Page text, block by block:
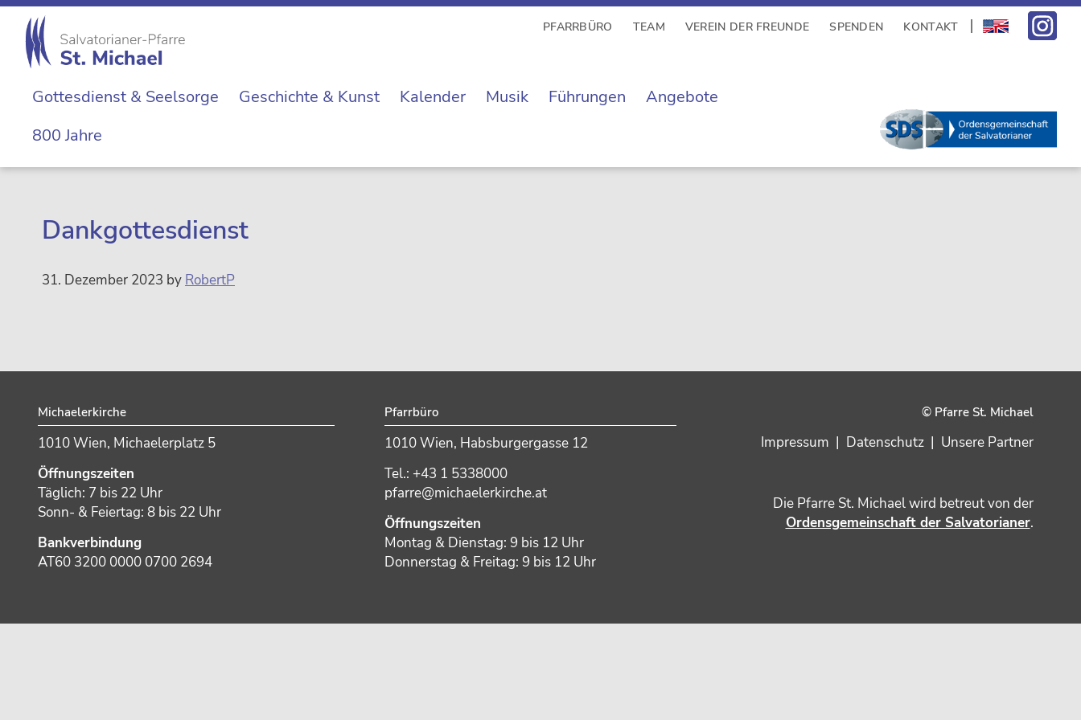
Zur
Hauptnavigation
springen
Skip
main
Zur
Hauptsidebar
springen
Zur
Fußzeile
springen
Michael
Michaelerkirche
im
Zentrum
Wiens
PFARRBÜRO TEAM VEREIN DER FREUNDE SPENDEN KONTAKT
Gottesdienst & Seelsorge Geschichte & Kunst Kalender Musik Führungen
Angebote
800 Jahre
Dankgottesdienst
31. Dezember 2023 by RobertP
Michaelerkirche
1010 Wien, Michaelerplatz 5
Öffnungszeiten
Täglich: 7 bis 22 Uhr
Sonn- & Feiertag: 8 bis 22 Uhr
Bankverbindung
AT60 3200 0000 0700 2694
Pfarrbüro
1010 Wien, Habsburgergasse 12
Tel.: +43 1 5338000
pfarre@michaelerkirche.at
Öffnungszeiten
Montag & Dienstag: 9 bis 12 Uhr
Donnerstag & Freitag: 9 bis 12 Uhr
© Pfarre St. Michael
Impressum | Datenschutz| Unsere Partner
Die Pfarre St. Michael wird betreut von der
Ordensgemeinschaft der Salvatorianer.